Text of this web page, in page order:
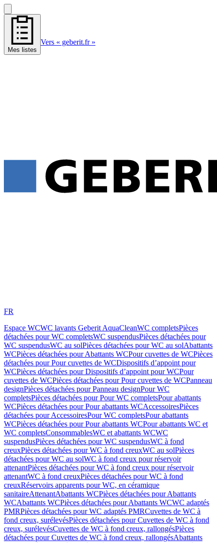
Mes listes
Vers « geberit.fr »
FR
Espace WCWC lavants Geberit AquaCleanWC completsPièces
détachées pour WC completsWC suspendusPièces détachées pour
WC suspendusWC au solPièces détachées pour WC au solAbattants
WCPièces détachées pour Abattants WCPour cuvettes de WCPièces
détachées pour Pour cuvettes de WCDispositifs d’appoint pour
WCPièces détachées pour Dispositifs d’appoint pour WCPour
cuvettes de WCPièces détachées pour Pour cuvettes de WCPanneau
designPièces détachées pour Panneau designPour WC
completsPièces détachées pour Pour WC completsPour abattants
WCPièces détachées pour Pour abattants WCAccessoiresPièces
détachées pour AccessoiresPour WC completsPour abattants
WCPièces détachées pour Pour abattants WCPour abattants WC et
WC completsConsommablesWC et abattants WCWC
suspendusPièces détachées pour WC suspendusWC à fond
creuxPièces détachées pour WC à fond creuxWC au solPièces
détachées pour WC au solWC à fond creux pour réservoir
attenantPièces détachées pour WC à fond creux pour réservoir
attenantWC à fond creuxPièces détachées pour WC à fond
creuxRéservoirs apparents pour WC, en céramique
sanitaireAttenantAbattants WCPièces détachées pour Abattants
WCAbattants WCPièces détachées pour Abattants WCWC adaptés
PMRPièces détachées pour WC adaptés PMRCuvettes de WC à
fond creux, surélevésPièces détachées pour Cuvettes de WC à fond
creux, surélevésCuvettes de WC à fond creux, rallongésPièces
détachées pour Cuvettes de WC à fond creux, rallongésAbattants